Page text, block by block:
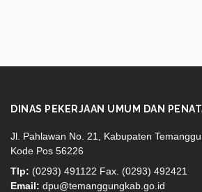
DINAS PEKERJAAN UMUM DAN
Jl. Pahlawan No. 21, Kabupaten
Kode Pos 56226
Tlp: (0293) 491122 Fax. (0293) 492421
Email: dpu@temanggungkab.go.id